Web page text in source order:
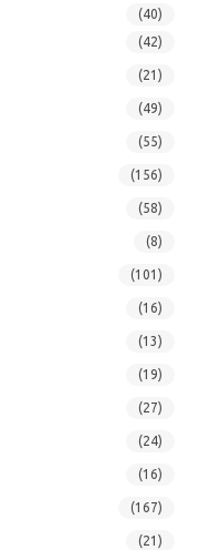
(40)
(42)
(21)
(49)
(55)
(156)
(58)
(8)
(101)
(16)
(13)
(19)
(27)
(24)
(16)
(167)
(21)